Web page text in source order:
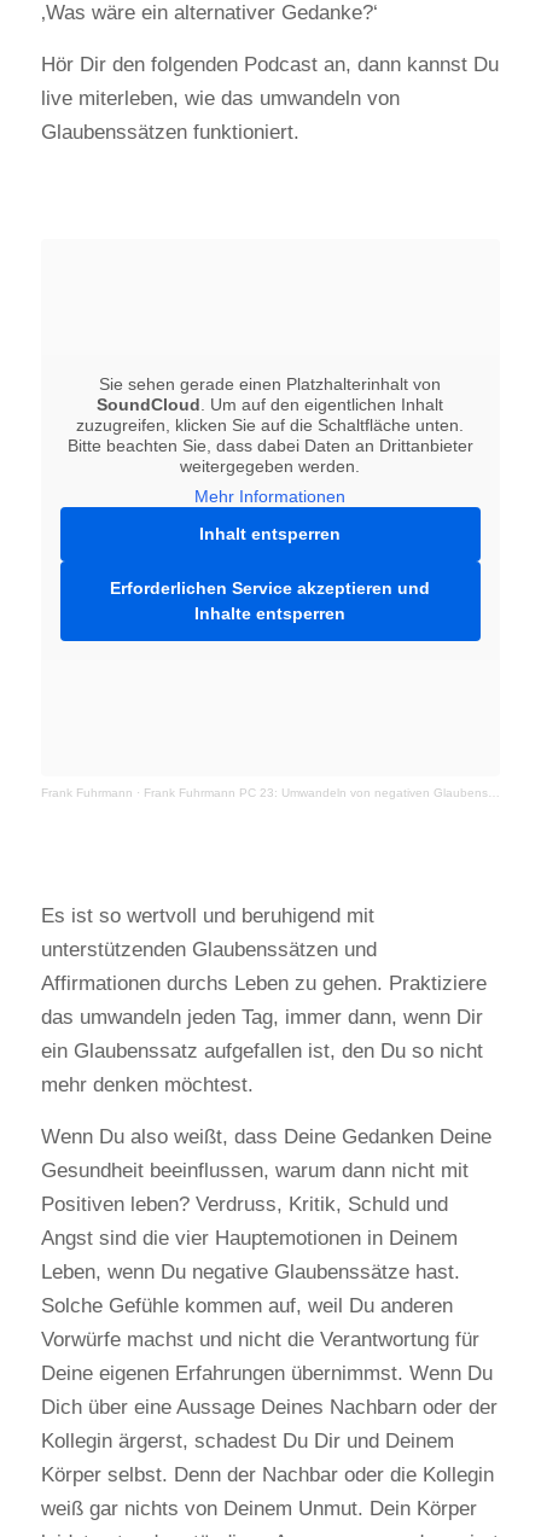
‚Was wäre ein alternativer Gedanke?‘
Hör Dir den folgenden Podcast an, dann kannst Du
live miterleben, wie das umwandeln von
Glaubenssätzen funktioniert.
Sie sehen gerade einen Platzhalterinhalt von
SoundCloud . Um auf den eigentlichen Inhalt
zuzugreifen, klicken Sie auf die Schaltfläche unten.
Bitte beachten Sie, dass dabei Daten an Drittanbieter
weitergegeben werden.
Mehr Informationen
Inhalt entsperren
Erforderlichen Service akzeptieren und
Inhalte entsperren
Frank Fuhrmann · Frank Fuhrmann PC 23: Umwandeln von negativen Glaubenssätzen
Es ist so wertvoll und beruhigend mit
unterstützenden Glaubenssätzen und
Affirmationen durchs Leben zu gehen. Praktiziere
das umwandeln jeden Tag, immer dann, wenn Dir
ein Glaubenssatz aufgefallen ist, den Du so nicht
mehr denken möchtest.
Wenn Du also weißt, dass Deine Gedanken Deine
Gesundheit beeinflussen, warum dann nicht mit
Positiven leben? Verdruss, Kritik, Schuld und
Angst sind die vier Hauptemotionen in Deinem
Leben, wenn Du negative Glaubenssätze hast.
Solche Gefühle kommen auf, weil Du anderen
Vorwürfe machst und nicht die Verantwortung für
Deine eigenen Erfahrungen übernimmst. Wenn Du
Dich über eine Aussage Deines Nachbarn oder der
Kollegin ärgerst, schadest Du Dir und Deinem
Körper selbst. Denn der Nachbar oder die Kollegin
weiß gar nichts von Deinem Unmut. Dein Körper